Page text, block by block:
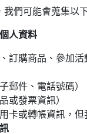
們可能會蒐集以
人資料
訂購商品、參加
郵件、電話號碼）
或發票資訊）
卡或轉帳資訊，但